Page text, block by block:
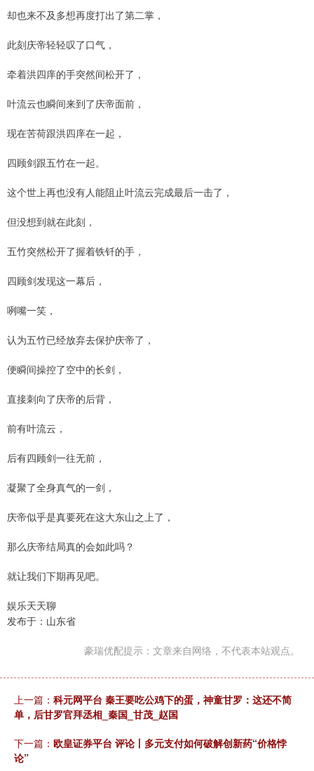
却也来不及多想再度打出了第二掌，
此刻庆帝轻轻叹了口气，
牵着洪四庠的手突然间松开了，
叶流云也瞬间来到了庆帝面前，
现在苦荷跟洪四庠在一起，
四顾剑跟五竹在一起。
这个世上再也没有人能阻止叶流云完成最后一击了，
但没想到就在此刻，
五竹突然松开了握着铁钎的手，
四顾剑发现这一幕后，
咧嘴一笑，
认为五竹已经放弃去保护庆帝了，
便瞬间操控了空中的长剑，
直接刺向了庆帝的后背，
前有叶流云，
后有四顾剑一往无前，
凝聚了全身真气的一剑，
庆帝似乎是真要死在这大东山之上了，
那么庆帝结局真的会如此吗？
就让我们下期再见吧。
娱乐天天聊
发布于：山东省
豪瑞优配提示：文章来自网络，不代表本站观点。
上一篇： 科元网平台 秦王要吃公鸡下的蛋，神童甘罗：这还不简
单，后甘罗官拜丞相_秦国_甘茂_赵国
下一篇： 欧皇证券平台 评论丨多元支付如何破解创新药“价格悖
论”